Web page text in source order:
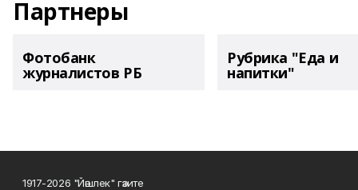
Партнеры
Фотобанк
журналистов РБ
Рубрика "Еда и
напитки"
1917-2026 "Йәшлек" гәзите